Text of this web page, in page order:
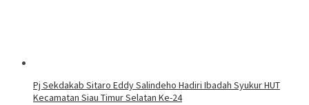
Pj Sekdakab Sitaro Eddy Salindeho Hadiri Ibadah Syukur HUT
Kecamatan Siau Timur Selatan Ke-24